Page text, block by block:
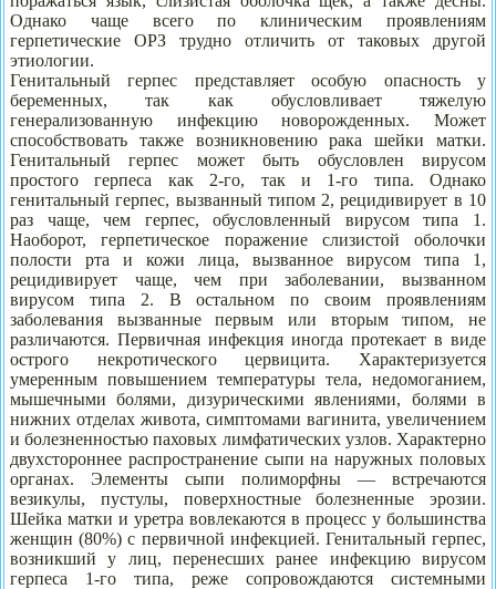
Однако чаще всего по клиническим проявлениям
герпетические ОРЗ трудно отличить от таковых другой
этиологии.
Генитальный герпес представляет особую опасность у
беременных, так как обусловливает тяжелую
генерализованную инфекцию новорожденных. Может
способствовать также возникновению рака шейки матки.
Генитальный герпес может быть обусловлен вирусом
простого герпеса как 2-го, так и 1-го типа. Однако
генитальный герпес, вызванный типом 2, рецидивирует в 10
раз чаще, чем герпес, обусловленный вирусом типа 1.
Наоборот, герпетическое поражение слизистой оболочки
полости рта и кожи лица, вызванное вирусом типа 1,
рецидивирует чаще, чем при заболевании, вызванном
вирусом типа 2. В остальном по своим проявлениям
заболевания вызванные первым или вторым типом, не
различаются. Первичная инфекция иногда протекает в виде
острого некротического цервицита. Характеризуется
умеренным повышением температуры тела, недомоганием,
мышечными болями, дизурическими явлениями, болями в
нижних отделах живота, симптомами вагинита, увеличением
и болезненностью паховых лимфатических узлов. Характерно
двухстороннее распространение сыпи на наружных половых
органах. Элементы сыпи полиморфны — встречаются
везикулы, пустулы, поверхностные болезненные эрозии.
Шейка матки и уретра вовлекаются в процесс у большинства
женщин (80%) с первичной инфекцией. Генитальный герпес,
возникший у лиц, перенесших ранее инфекцию вирусом
герпеса 1-го типа, реже сопровождаются системными